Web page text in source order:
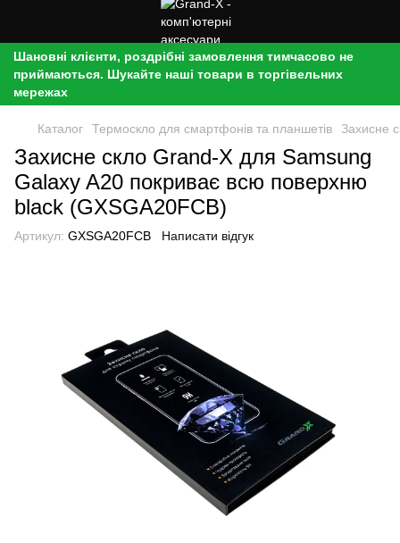
Шановні клієнти, роздрібні замовлення тимчасово не
приймаються. Шукайте наші товари в торгівельних
мережах
Каталог Термоскло для смартфонів та планшетів Захисне
Захисне скло Grand-X для Samsung
Galaxy A20 покриває всю поверхню
black (GXSGA20FCB)
Артикул: GXSGA20FCB Написати відгук